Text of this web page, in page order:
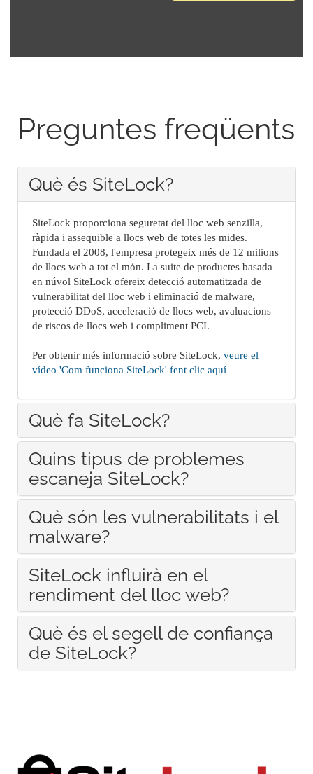
Preguntes freqüents
Què és SiteLock?
SiteLock proporciona seguretat del lloc web senzilla,
ràpida i assequible a llocs web de totes les mides.
Fundada el 2008, l'empresa protegeix més de 12 milions
de llocs web a tot el món. La suite de productes basada
en núvol SiteLock ofereix detecció automatitzada de
vulnerabilitat del lloc web i eliminació de malware,
protecció DDoS, acceleració de llocs web, avaluacions
de riscos de llocs web i compliment PCI.
Per obtenir més informació sobre SiteLock, veure el
vídeo 'Com funciona SiteLock' fent clic aquí
Què fa SiteLock?
Quins tipus de problemes
escaneja SiteLock?
Què són les vulnerabilitats i el
malware?
SiteLock influirà en el
rendiment del lloc web?
Què és el segell de confiança
de SiteLock?